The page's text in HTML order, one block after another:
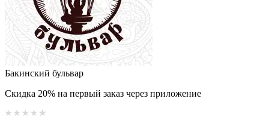
Бакинский бульвар
Скидка 20% на первый заказ через приложение